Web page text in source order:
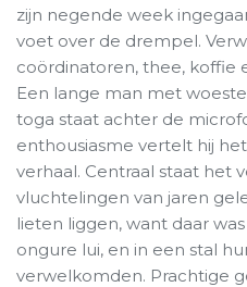
zijn negende week
voet over de drempel.
coördinatoren, thee, koffie
Een lange man met
toga staat achter de
enthousiasme vertelt hij
verhaal. Centraal staat het
vluchtelingen van jaren
lieten liggen, want daar
ongure lui, en in een stal
verwelkomden. Prachtige